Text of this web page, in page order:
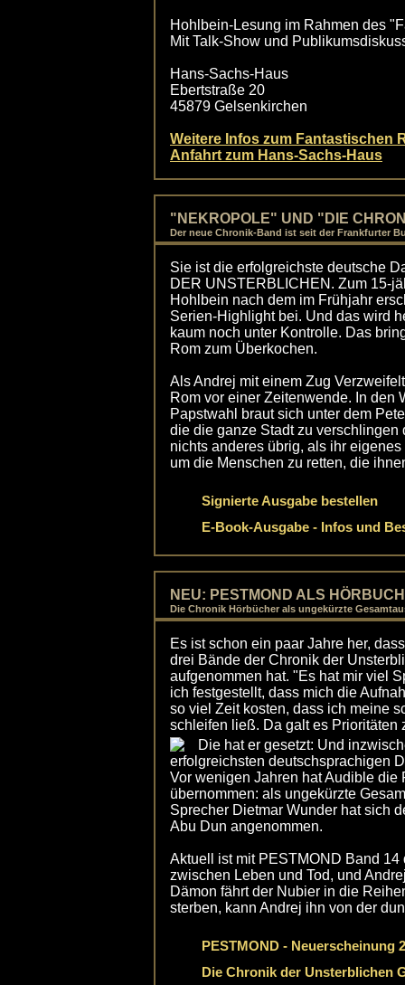
Hohlbein-Lesung im Rahmen des
Mit Talk-Show und
Hans-Sachs-Haus
Ebertstraße 20
45879 Gelsenkirchen
Weitere Infos zum Fantastischen
Anfahrt zum Hans-Sachs-Haus
"NEKROPOLE" UND "DIE
Der neue Chronik-Band ist seit der Frankfurter
Sie ist die erfolgreichste deutsche
DER UNSTERBLICHEN. Zum 15-
Hohlbein nach dem im Frühjahr
Serien-Highlight bei. Und das wird
kaum noch unter Kontrolle. Das
Rom zum Überkochen.
Als Andrej mit einem Zug
Rom vor einer Zeitenwende. In den
Papstwahl braut sich unter dem
die die ganze Stadt zu verschlingen
nichts anderes übrig, als ihr
um die Menschen zu retten, die
Signierte Ausgabe bestellen
E-Book-Ausgabe - Infos und
NEU: PESTMOND ALS HÖRBUCH
Die Chronik Hörbücher als ungekürzte
Es ist schon ein paar Jahre her,
drei Bände der Chronik der
aufgenommen hat. "Es hat mir viel
ich festgestellt, dass mich die
so viel Zeit kosten, dass ich meine
schleifen ließ. Da galt es Prioritäten
Die hat er gesetzt: Und
erfolgreichsten deutschsprachigen
Vor wenigen Jahren hat Audible die
übernommen: als ungekürzte
Sprecher Dietmar Wunder hat sich
Abu Dun angenommen.
Aktuell ist mit PESTMOND Band
zwischen Leben und Tod, und
Dämon fährt der Nubier in die
sterben, kann Andrej ihn von der
PESTMOND - Neuerscheinung
Die Chronik der Unsterblichen